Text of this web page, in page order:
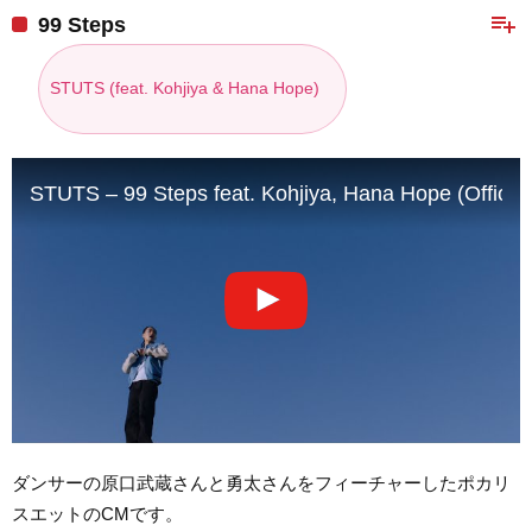
playlist_add
99 Steps
STUTS (feat. Kohjiya & Hana Hope)
STUTS – 99 Steps feat. Kohjiya, Hana Hope
ダンサーの原口武蔵さんと勇太さんをフィーチャーしたポカリ
スエットのCMです。